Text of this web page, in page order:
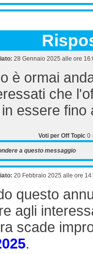
28 Gennaio 2025 alle ore
è ormai
che
in essere
Voti per Off Topic 0
a questo messaggio
20 Febbraio 2025 alle ore
questo
agli
scade
.